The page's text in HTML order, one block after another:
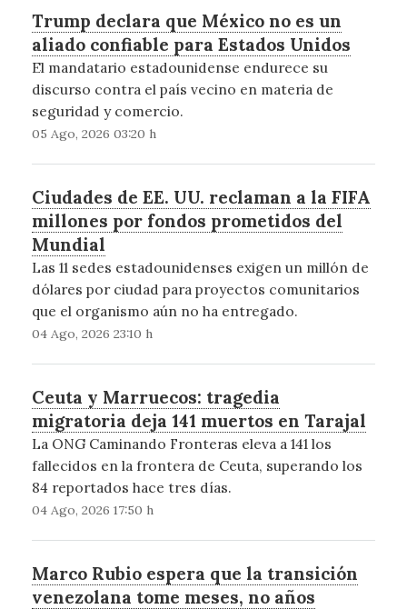
Trump declara que México no es un
aliado confiable para Estados Unidos
El mandatario estadounidense endurece su
discurso contra el país vecino en materia de
seguridad y comercio.
05 Ago, 2026 03:20 h
Ciudades de EE. UU. reclaman a la FIFA
millones por fondos prometidos del
Mundial
Las 11 sedes estadounidenses exigen un millón de
dólares por ciudad para proyectos comunitarios
que el organismo aún no ha entregado.
04 Ago, 2026 23:10 h
Ceuta y Marruecos: tragedia
migratoria deja 141 muertos en Tarajal
La ONG Caminando Fronteras eleva a 141 los
fallecidos en la frontera de Ceuta, superando los
84 reportados hace tres días.
04 Ago, 2026 17:50 h
Marco Rubio espera que la transición
venezolana tome meses, no años